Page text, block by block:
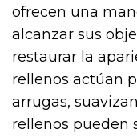
ofrecen una
alcanzar sus
restaurar la
rellenos actúan
arrugas,
rellenos pueden